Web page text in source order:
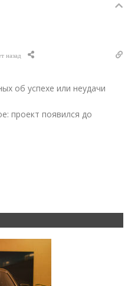
назад
об успехе или неудачи
проект появился до